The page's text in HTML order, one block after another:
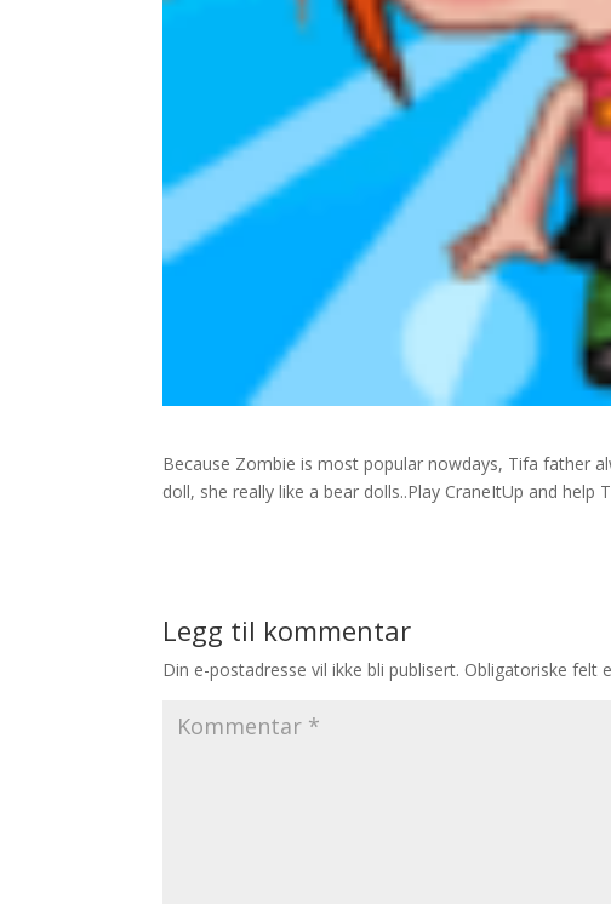
Because Zombie is most popular nowdays, Tifa father
doll, she really like a bear dolls..Play CraneItUp and
Legg til kommentar
Din e-postadresse vil ikke bli publisert. Obligatoriske felt